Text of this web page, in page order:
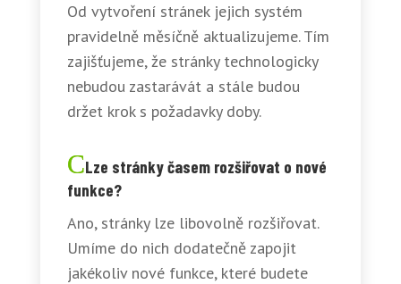
Od vytvoření stránek jejich systém
pravidelně měsíčně aktualizujeme. Tím
zajišťujeme, že stránky technologicky
nebudou zastarávát a stále budou
držet krok s požadavky doby.
Lze stránky časem rozšiřovat o nové
funkce?
Ano, stránky lze libovolně rozšiřovat.
Umíme do nich dodatečně zapojit
jakékoliv nové funkce, které budete